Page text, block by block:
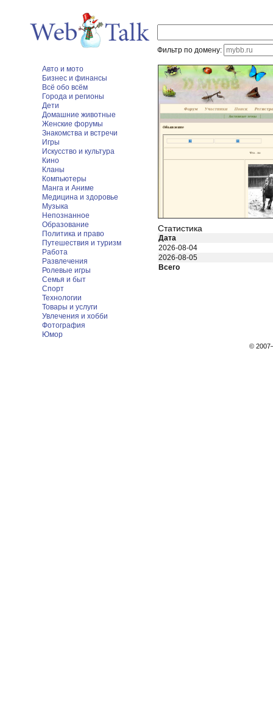
Фильтр по домену:
Авто и мото
Бизнес и финансы
Всё обо всём
Города и регионы
Дети
Домашние животные
Женские форумы
Знакомства и встречи
Игры
Искусство и культура
Кино
Кланы
Компьютеры
Манга и Аниме
Медицина и здоровье
Музыка
Непознанное
Образование
Политика и право
Путешествия и туризм
Работа
Развлечения
Ролевые игры
Семья и быт
Спорт
Технологии
Товары и услуги
Увлечения и хобби
Фотография
Юмор
Статистика
Дата
2026-08-04
2026-08-05
Всего
©